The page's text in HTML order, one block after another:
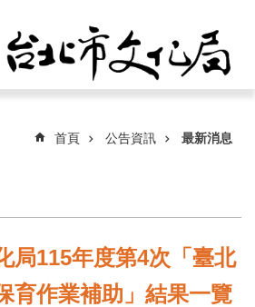
首頁 公告資訊 最新消息
局115年度第4次「臺北
育作業補助」結果一覽